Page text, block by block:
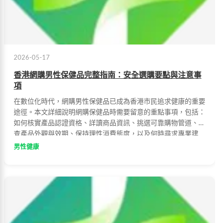
2026-05-17
香港網購男性保健品完整指南：安全選購要點與注意事
項
在數位化時代，網購男性保健品已成為香港市民追求健康的重要
途徑。本文詳細說明網購保健品時需要留意的重點事項，包括：
如何核實產品認證資格、詳讀商品資訊、挑選可靠購物管道、檢
查產品外觀與效期、保持理性消費態度，以及何時尋求專業建
議。透過全方位的評估與謹慎選擇，消費者可以享受網購便利的
男性健康